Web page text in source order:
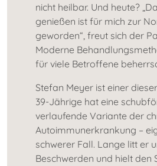
nicht heilbar. Und heute?
genießen ist für mich zur
geworden“, freut sich der
Moderne
für viele Betroffene
Stefan Meyer ist einer
39-Jährige hat eine
verlaufende Variante der
Autoimmunerkrankung –
schwerer Fall. Lange litt er
Beschwerden und hielt den